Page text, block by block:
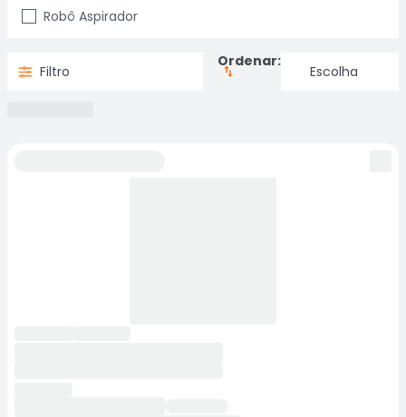
Robô Aspirador
Filtro
Ordenar: